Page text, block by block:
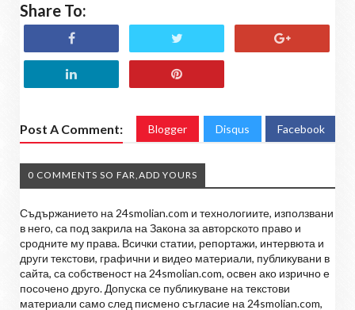
Share To:
Post A Comment: Blogger Disqus Facebook
0 COMMENTS SO FAR,ADD YOURS
Съдържанието на 24smolian.com и технологиите, използвани
в него, са под закрила на Закона за авторското право и
сродните му права. Всички статии, репортажи, интервюта и
други текстови, графични и видео материали, публикувани в
сайта, са собственост на 24smolian.com, освен ако изрично е
посочено друго. Допуска се публикуване на текстови
материали само след писмено съгласие на 24smolian.com,